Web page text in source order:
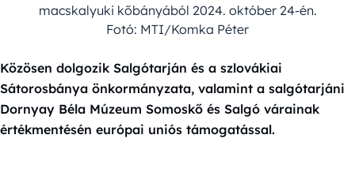
macskalyuki kőbányából 2024. október 24-én.
Fotó: MTI/Komka Péter
Közösen dolgozik Salgótarján és a szlovákiai
Sátorosbánya önkormányzata, valamint a salgótarjáni
Dornyay Béla Múzeum Somoskő és Salgó várainak
értékmentésén európai uniós támogatással.